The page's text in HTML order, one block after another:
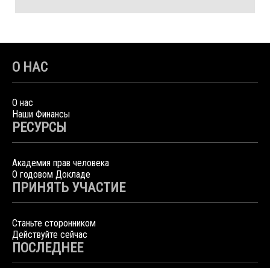
О НАС
О нас
Наши Финансы
РЕСУРСЫ
Академия прав человека
О годовом Докладе
ПРИНЯТЬ УЧАСТИЕ
Станьте сторонником
Действуйте сейчас
ПОСЛЕДНЕЕ